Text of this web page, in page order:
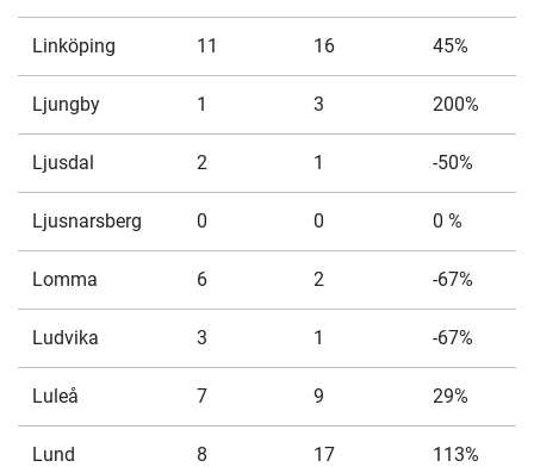
Linköping 11 16 45%
Ljungby 1 3 200%
Ljusdal 2 1 -50%
Ljusnarsberg 0 0 0 %
Lomma 6 2 -67%
Ludvika 3 1 -67%
Luleå 7 9 29%
Lund 8 17 113%